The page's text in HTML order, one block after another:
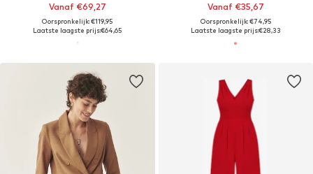
Vanaf €69,27
Oorspronkelijk: €119,95
Laatste laagste prijs:€64,65
Vanaf €35,67
Oorspronkelijk: €74,95
Laatste laagste prijs:€28,33